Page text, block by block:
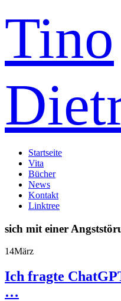
Tino
Startseite
Vita
Bücher
News
Kontakt
Linktree
sich mit einer
14März
Ich fragte
…